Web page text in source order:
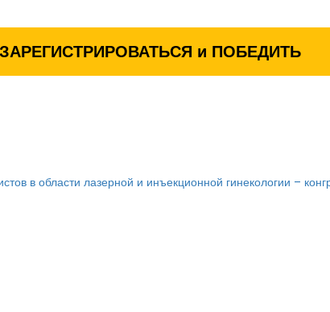
ЗАРЕГИСТРИРОВАТЬСЯ и ПОБЕДИТЬ
в области лазерной и инъекционной гинекологии –